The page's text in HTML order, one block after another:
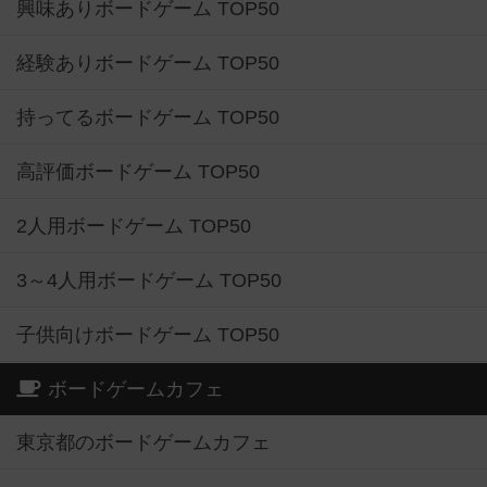
興味ありボードゲーム TOP50
経験ありボードゲーム TOP50
持ってるボードゲーム TOP50
高評価ボードゲーム TOP50
2人用ボードゲーム TOP50
3～4人用ボードゲーム TOP50
子供向けボードゲーム TOP50
ボードゲームカフェ
東京都のボードゲームカフェ